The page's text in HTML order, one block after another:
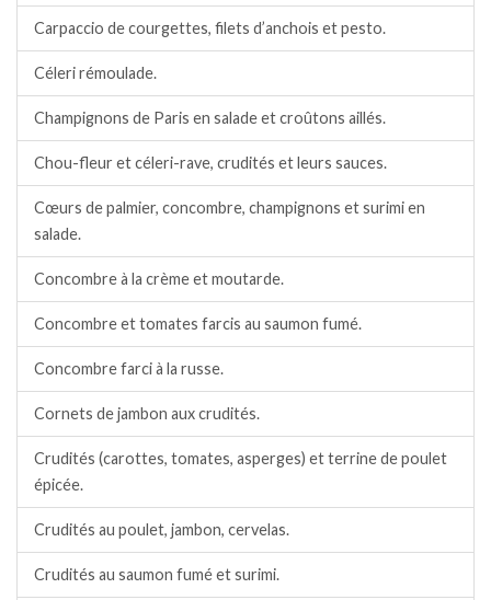
Carpaccio de courgettes, filets d’anchois et pesto.
Céleri rémoulade.
Champignons de Paris en salade et croûtons aillés.
Chou-fleur et céleri-rave, crudités et leurs sauces.
Cœurs de palmier, concombre, champignons et surimi en
salade.
Concombre à la crème et moutarde.
Concombre et tomates farcis au saumon fumé.
Concombre farci à la russe.
Cornets de jambon aux crudités.
Crudités (carottes, tomates, asperges) et terrine de poulet
épicée.
Crudités au poulet, jambon, cervelas.
Crudités au saumon fumé et surimi.